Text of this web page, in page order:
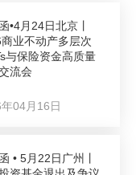
•4月24日北京丨
业不动产多层次
与保险资金高质量
流会
04月16日
• 5月22日广州丨